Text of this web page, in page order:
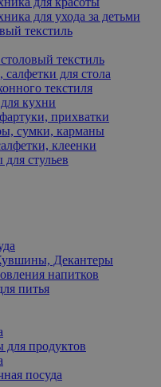
для ухода за детьми
текстиль
текстиль
для стола
текстиля
кухни
прихватки
сумки, карманы
клеенки
стульев
Декантеры
напитков
питья
для продуктов
посуда